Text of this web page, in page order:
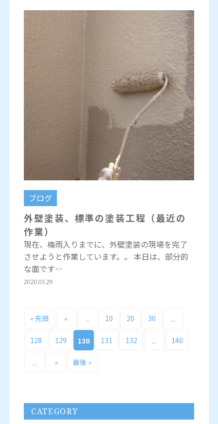
ブログ
外壁塗装、標準の塗装工程（最近の
作業）
現在、梅雨入りまでに、外壁塗装の現場を完了
させようと作業しています。。 本日は、部分的
な面です…
2020.05.29
« 先頭 « ... 10 20 30 ...
128 129 130 131 132 ... 140
... » 最後 »
CATEGORY